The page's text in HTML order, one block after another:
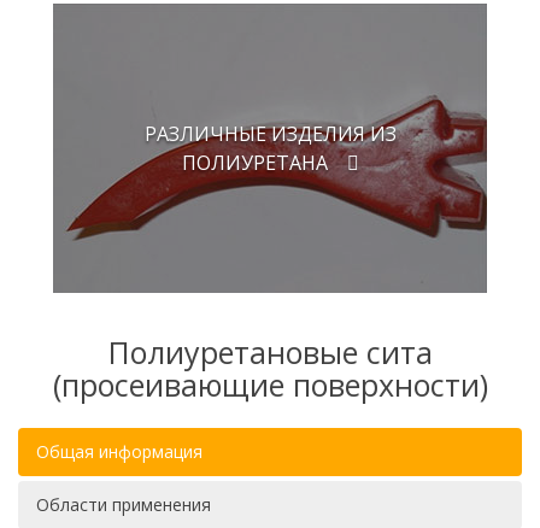
РАЗЛИЧНЫЕ ИЗДЕЛИЯ ИЗ
ПОЛИУРЕТАНА
Полиуретановые сита
(просеивающие поверхности)
Общая информация
Области применения